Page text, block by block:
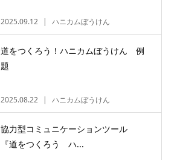
2025.09.12 ハニカムぼうけん
道をつくろう！ハニカムぼうけん 例
題
2025.08.22 ハニカムぼうけん
協力型コミュニケーションツール
『道をつくろう ハ...